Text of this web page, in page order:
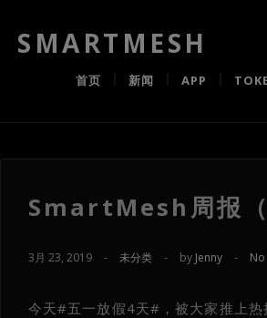
SMARTMESH
首页 新闻 APP
SmartMesh周报
3月 23, 2019 - 未分类 - by Jenny -
今天#五一放假4天#，被大家推上